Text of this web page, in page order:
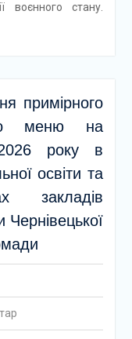
воєнного стану.
примірного
меню на
2026 року в
освіти та
закладів
Чернівецької